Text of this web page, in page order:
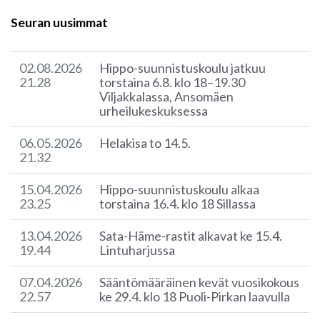
Seuran uusimmat
02.08.2026
21.28
Hippo-suunnistuskoulu jatkuu
torstaina 6.8. klo 18–19.30
Viljakkalassa, Ansomäen
urheilukeskuksessa
06.05.2026
21.32
Helakisa to 14.5.
15.04.2026
23.25
Hippo-suunnistuskoulu alkaa
torstaina 16.4. klo 18 Sillassa
13.04.2026
19.44
Sata-Häme-rastit alkavat ke 15.4.
Lintuharjussa
07.04.2026
22.57
Sääntömääräinen kevät vuosikokous
ke 29.4. klo 18 Puoli-Pirkan laavulla